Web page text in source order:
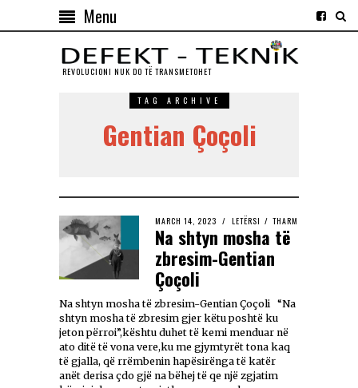
Menu
REVOLUCIONI NUK DO TЁ TRANSMETOHET
TAG ARCHIVE
Gentian Çoçoli
MARCH 14, 2023 LETËRSI / THARM
Na shtyn mosha të
zbresim-Gentian
Çoçoli
Na shtyn mosha të zbresim-Gentian Çoçoli “Na
shtyn mosha të zbresim gjer këtu poshtë ku
jeton përroi”,kështu duhet të kemi menduar në
ato ditë të vona vere,ku me gjymtyrët tona kaq
të gjalla, që rrëmbenin hapësirënga të katër
anët derisa çdo gjë na bëhej të qe një zgjatim